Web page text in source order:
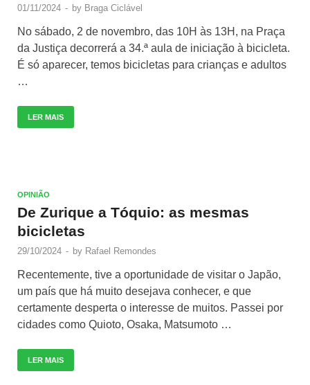
01/11/2024 - by Braga Ciclável
No sábado, 2 de novembro, das 10H às 13H, na Praça
da Justiça decorrerá a 34.ª aula de iniciação à bicicleta.
É só aparecer, temos bicicletas para crianças e adultos
…
LER MAIS
OPINIÃO
De Zurique a Tóquio: as mesmas
bicicletas
29/10/2024 - by Rafael Remondes
Recentemente, tive a oportunidade de visitar o Japão,
um país que há muito desejava conhecer, e que
certamente desperta o interesse de muitos. Passei por
cidades como Quioto, Osaka, Matsumoto …
LER MAIS